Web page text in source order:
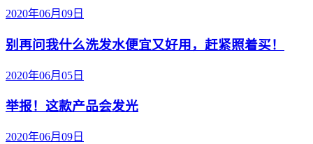
2020年06月09日
别再问我什么洗发水便宜又好用，赶紧照着买！
2020年06月05日
举报！这款产品会发光
2020年06月09日